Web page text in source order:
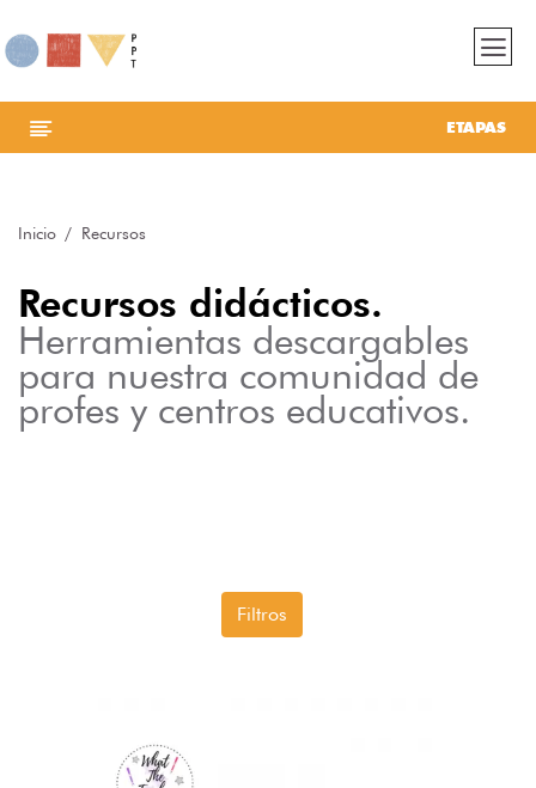
ETAPAS
Inicio Recursos
Recursos didácticos.
Herramientas descargables
para nuestra comunidad de
profes y centros educativos.
Filtros